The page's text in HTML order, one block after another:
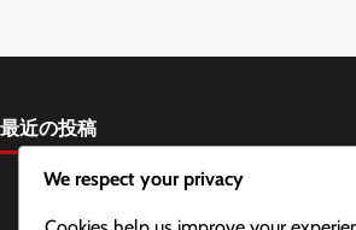
最近の投稿
顎と首の姿勢のアライメントチェック：方
緊張型頭痛緩和のためのウォールエンジ
We respect your privacy